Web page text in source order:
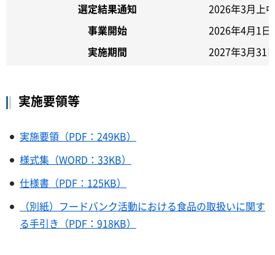
選定結果通知
2026年3月上
事業開始
2026年4月1日
実施期間
2027年3月31
実施要領等
実施要領（PDF：249KB）
様式集（WORD：33KB）
仕様書（PDF：125KB）
（別紙）フードバンク活動における食品の取扱いに関す
る手引き（PDF：918KB）